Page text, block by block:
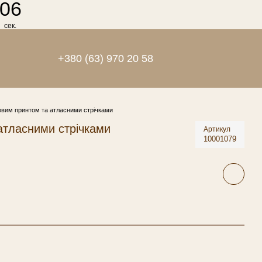
06
сек.
+380 (63) 970 20 58
принтом та атласними стрічками
стрічками Артикул
10001079